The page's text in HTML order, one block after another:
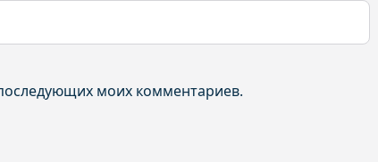
моих комментариев.